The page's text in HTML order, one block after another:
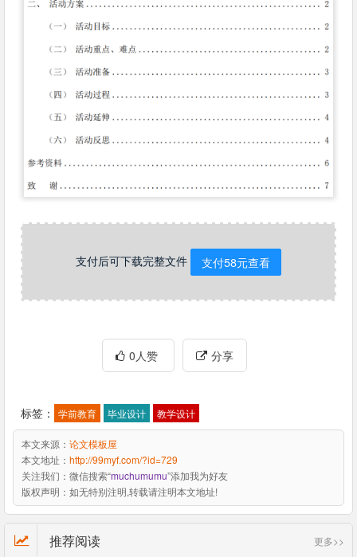
支付后可下载完整文件 支付58元查看
0人赞 分享
标签： 学前教育 毕业设计 教学设计
本文来源： 论文模板屋
本文地址： http://99myf.com/?id=729
关注我们： 微信搜索“muchumumu”添加我为好友
版权声明： 如无特别注明,转载请注明本文地址!
推荐阅读 更多>>